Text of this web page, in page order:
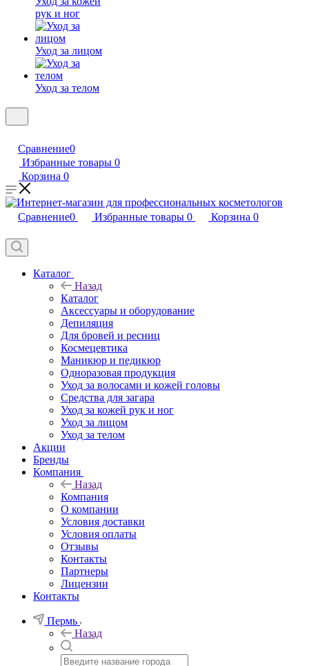
рук и ног
Уход за лицом
Уход за телом
Сравнение0
Избранные товары 0
Корзина 0
Сравнение0 Избранные товары 0 Корзина 0
Каталог
Назад
Каталог
Аксессуары и оборудование
Депиляция
Для бровей и ресниц
Космецевтика
Маникюр и педикюр
Одноразовая продукция
Уход за волосами и кожей головы
Средства для загара
Уход за кожей рук и ног
Уход за лицом
Уход за телом
Акции
Бренды
Компания
Назад
Компания
О компании
Условия доставки
Условия оплаты
Отзывы
Контакты
Партнеры
Лицензии
Контакты
Пермь
Назад